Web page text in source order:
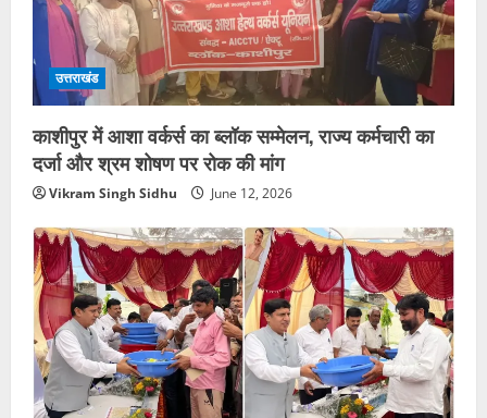
उत्तराखंड
काशीपुर में आशा वर्कर्स का ब्लॉक सम्मेलन, राज्य कर्मचारी का
दर्जा और श्रम शोषण पर रोक की मांग
Vikram Singh Sidhu June 12, 2026